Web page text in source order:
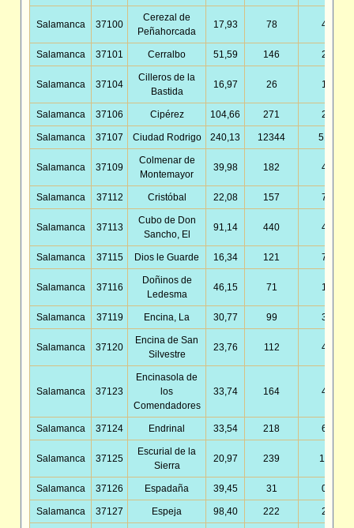
Salamanca 37100
Cerezal de
Peñahorcada
17,93 78 4,35
Salamanca 37101 Cerralbo 51,59 146 2,83
Salamanca 37104
Cilleros de la
Bastida
16,97 26 1,53
Salamanca 37106 Cipérez 104,66 271 2,59
Salamanca 37107 Ciudad Rodrigo 240,13 12344 51,41
Salamanca 37109
Colmenar de
Montemayor
39,98 182 4,55
Salamanca 37112 Cristóbal 22,08 157 7,11
Salamanca 37113
Cubo de Don
Sancho, El
91,14 440 4,83
Salamanca 37115 Dios le Guarde 16,34 121 7,41
Salamanca 37116
Doñinos de
Ledesma
46,15 71 1,54
Salamanca 37119 Encina, La 30,77 99 3,22
Salamanca 37120
Encina de San
Silvestre
23,76 112 4,71
Salamanca 37123
Encinasola de
los
Comendadores
33,74 164 4,86
Salamanca 37124 Endrinal 33,54 218 6,50
Salamanca 37125
Escurial de la
Sierra
20,97 239 11,40
Salamanca 37126 Espadaña 39,45 31 0,79
Salamanca 37127 Espeja 98,40 222 2,26